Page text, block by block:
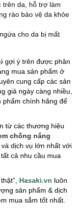
trên da, hỗ trợ làm
rào bảo vệ da khỏe
cho da bị mất
gợi ý trên được phân
mua sản phẩm ở
cung cấp các sản
giả ngày càng nhiều,
phẩm chính hãng để
từ các thương hiệu
chống nắng
dịch vụ lớn nhất với
cả nhu cầu mua
Hasaki.vn luôn
sản phẩm & dịch
mua sắm tốt nhất.